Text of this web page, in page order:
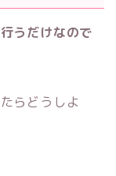
うだけなので
らどうしよ